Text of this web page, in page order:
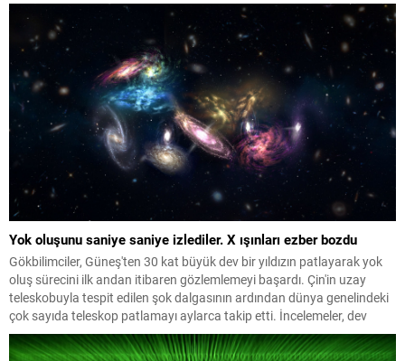
Yok oluşunu saniye saniye izlediler. X ışınları ezber bozdu
Gökbilimciler, Güneş'ten 30 kat büyük dev bir yıldızın patlayarak yok
oluş sürecini ilk andan itibaren gözlemlemeyi başardı. Çin'in uzay
teleskobuyla tespit edilen şok dalgasının ardından dünya genelindeki
çok sayıda teleskop patlamayı aylarca takip etti. İncelemeler, dev
yıldızların daha önce bilinmeyen yollarla da patlayabildiğini ortaya
koydu.